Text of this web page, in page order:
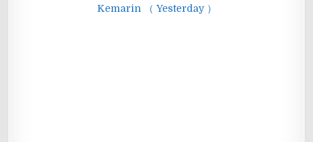
Kemarin （ Yesterday ）